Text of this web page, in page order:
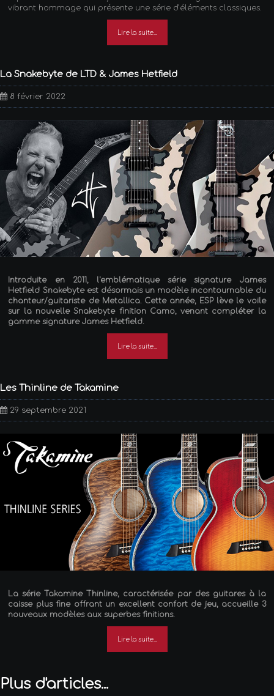
vibrant hommage qui présente une série d’éléments classiques.
Lire la suite...
La Snakebyte de LTD & James Hetfield
8 février 2022
Introduite en 2011, l'emblématique série signature James
Hetfield Snakebyte est désormais un modèle incontournable du
chanteur/guitariste de Metallica. Cette année, ESP lève le voile
sur la nouvelle Snakebyte finition Camo, venant compléter la
gamme signature James Hetfield.
Lire la suite...
Les Thinline de Takamine
29 septembre 2021
La série Takamine Thinline, caractérisée par des guitares à la
caisse plus fine offrant un excellent confort de jeu, accueille 3
nouveaux modèles aux superbes finitions.
Lire la suite...
Plus d'articles...